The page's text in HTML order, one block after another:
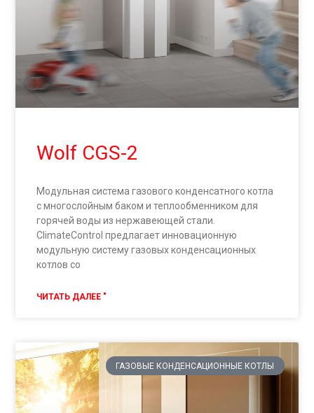
Wolf CGS-2
Модульная система газового конденсатного котла
с многослойным баком и теплообменником для
горячей воды из нержавеющей стали.
ClimateControl предлагает инновационную
модульную систему газовых конденсационных
котлов со
ЧИТАТЬ ДАЛЕЕ "
ГАЗОВЫЕ КОНДЕНСАЦИОННЫЕ КОТЛЫ